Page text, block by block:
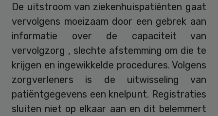
De uitstroom van ziekenhuispatiënten gaat
vervolgens moeizaam door een gebrek aan
informatie over de capaciteit van
vervolgzorg , slechte afstemming om die te
krijgen en ingewikkelde procedures. Volgens
zorgverleners is de uitwisseling van
patiëntgegevens een knelpunt. Registraties
sluiten niet op elkaar aan en dit belemmert